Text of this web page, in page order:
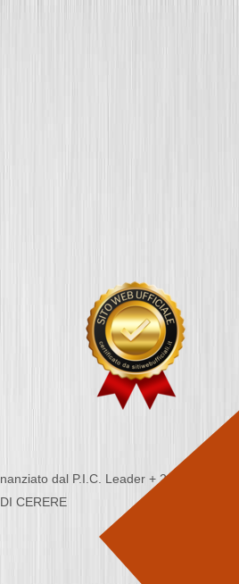
dal P.I.C. Leader + 2000/2006 -
CERERE